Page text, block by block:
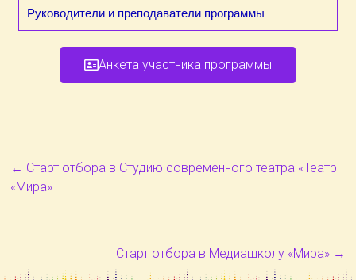
Руководители и преподаватели программы
Анкета участника программы
← Старт отбора в Студию современного театра «Театр
«Мира»
Старт отбора в Медиашколу «Мира» →